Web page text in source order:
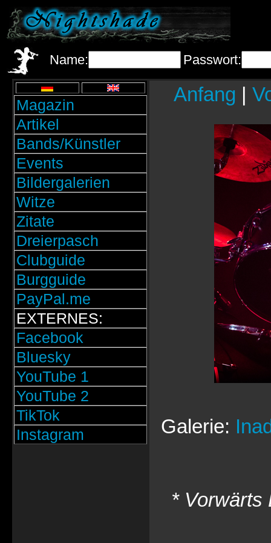
Name: Passwort:
Magazin
Artikel
Bands/Künstler
Events
Bildergalerien
Witze
Zitate
Dreierpasch
Clubguide
Burgguide
PayPal.me
EXTERNES:
Facebook
Bluesky
YouTube 1
YouTube 2
TikTok
Instagram
Anfang |
Galerie:
* Vorwärts